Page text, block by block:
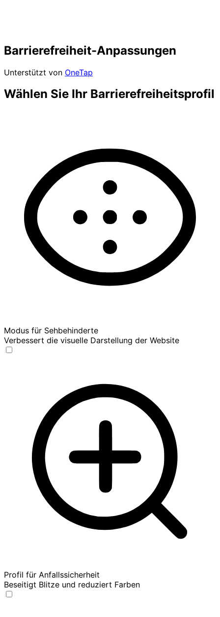
Barrierefreiheit-Anpassungen
Unterstützt von OneTap
Wählen Sie Ihr Barrierefreiheitsprofil
Modus für Sehbehinderte
Verbessert die visuelle Darstellung der Website
Profil für Anfallssicherheit
Beseitigt Blitze und reduziert Farben